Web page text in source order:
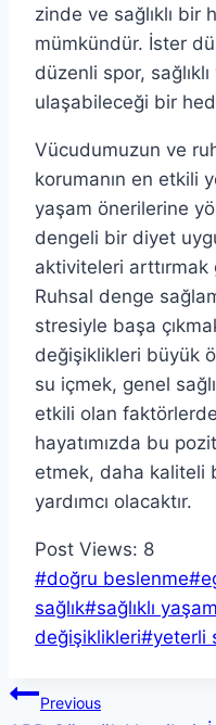
zinde ve sağlıklı bir
mümkündür. İster
düzenli spor,
ulaşabileceği bir
Vücudumuzun ve
korumanın en etkili
yaşam önerilerine
dengeli bir diyet
aktiviteleri arttırmak
Ruhsal denge
stresiyle başa
değişiklikleri büyük
su içmek, genel
etkili olan
hayatımızda bu
etmek, daha kaliteli
yardımcı olacaktır.
Post Views: 8
Post
Tags:
#doğru beslenme#
sağlık#sağlıklı
değişiklikleri#yeterli
YazıPrevious